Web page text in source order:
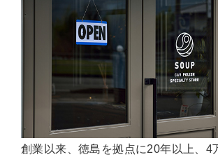
創業以来、徳島を拠点に20年以上、4